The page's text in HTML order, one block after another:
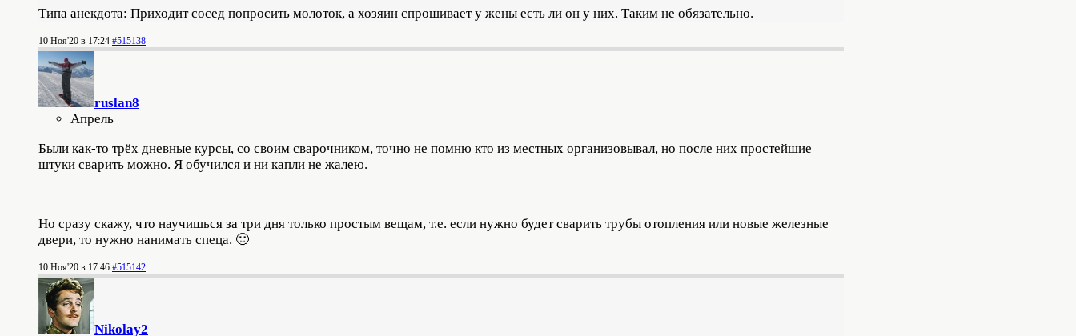
Типа анекдота: Приходит сосед попросить молоток, а хозяин спрошивает у жены есть ли он у них. Таким не обязательно.
10 Ноя'20 в 17:24 #515138
ruslan8
Апрель
Были как-то трёх дневные курсы, со своим сварочником, точно не помню кто из местных организовывал, но после них простейшие
штуки сварить можно. Я обучился и ни капли не жалею.
Но сразу скажу, что научишься за три дня только простым вещам, т.е. если нужно будет сварить трубы отопления или новые железные
двери, то нужно нанимать спеца. 🙂
10 Ноя'20 в 17:46 #515142
Nikolay2